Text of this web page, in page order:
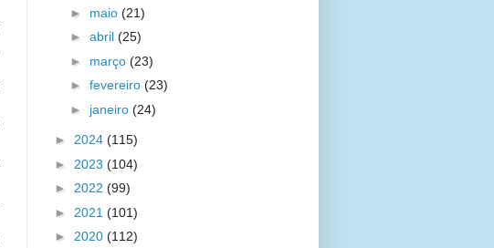
► maio (21)
► abril (25)
► março (23)
► fevereiro (23)
► janeiro (24)
► 2024 (115)
► 2023 (104)
► 2022 (99)
► 2021 (101)
► 2020 (112)